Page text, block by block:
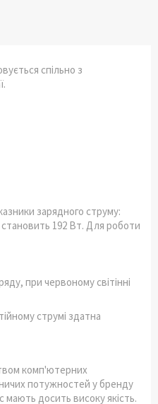
спільно з
зарядного струму:
192 Вт. Для роботи
при червоному світінні
струмі здатна
комп'ютерних
потужностей у бренду
досить високу якість.